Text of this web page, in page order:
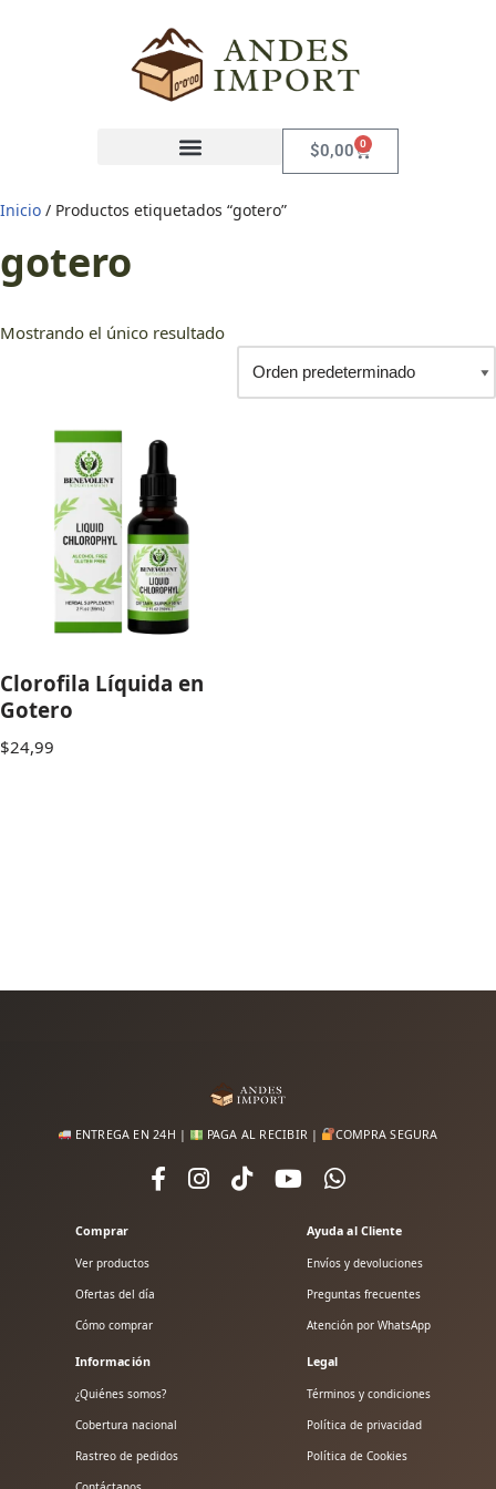
$0,00 0
Inicio / Productos etiquetados “gotero”
gotero
Mostrando el único resultado
Clorofila Líquida en
Gotero
$24,99
ENTREGA EN 24H | PAGA AL RECIBIR | COMPRA SEGURA
Comprar
Ver productos
Ofertas del día
Cómo comprar
Ayuda al Cliente
Envíos y devoluciones
Preguntas frecuentes
Atención por WhatsApp
Información
¿Quiénes somos?
Cobertura nacional
Rastreo de pedidos
Legal
Términos y condiciones
Política de privacidad
Política de Cookies